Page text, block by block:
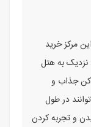
مرکز خرید
به هتل
جذاب و
در طول
و تجربه کردن